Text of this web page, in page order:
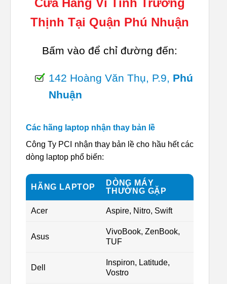
Thịnh Tại Quận Phú Nhuận
Bấm vào để chỉ đường đến:
142 Hoàng Văn Thụ, P.9, Phú
Nhuận
Các hãng laptop nhận thay bản lề
Công Ty PCI nhận thay bản lề cho hầu hết các
dòng laptop phổ biến:
HÃNG LAPTOP
DÒNG MÁY
THƯỜNG GẶP
Acer Aspire, Nitro, Swift
Asus
VivoBook, ZenBook,
TUF
Dell
Inspiron, Latitude,
Vostro